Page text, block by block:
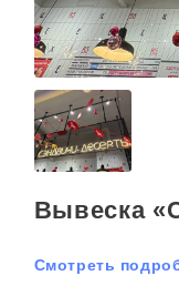
Вывеска
Смотреть